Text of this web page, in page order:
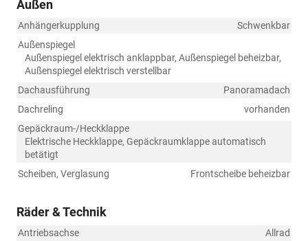
Außen
Anhängerkupplung
Schwenkbar
Außenspiegel
Außenspiegel elektrisch anklappbar, Außenspiegel beheizbar,
Außenspiegel elektrisch verstellbar
Dachausführung
Panoramadach
Dachreling
vorhanden
Gepäckraum-/Heckklappe
Elektrische Heckklappe, Gepäckraumklappe automatisch
betätigt
Scheiben, Verglasung
Frontscheibe beheizbar
Räder & Technik
Antriebsachse
Allrad